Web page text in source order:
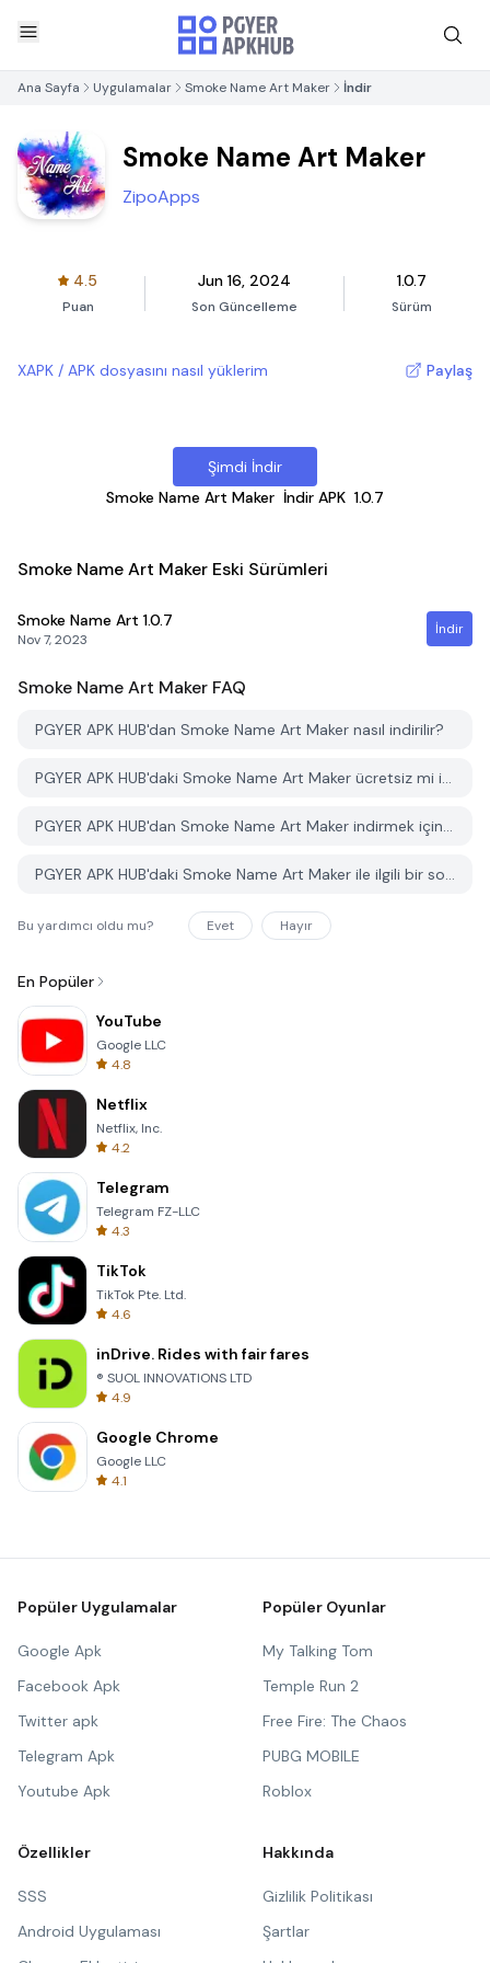
Ana Sayfa Uygulamalar Smoke Name Art Maker İndir
Smoke Name Art Maker
ZipoApps
4.5
Puan
Jun 16, 2024
Son Güncelleme
1.0.7
Sürüm
XAPK / APK dosyasını nasıl yüklerim Paylaş
Şimdi İndir
Smoke Name Art Maker İndir APK 1.0.7
Smoke Name Art Maker Eski Sürümleri
Smoke Name Art 1.0.7
Nov 7, 2023
İndir
Smoke Name Art Maker FAQ
PGYER APK HUB'dan Smoke Name Art Maker nasıl indirilir?
PGYER APK HUB'daki Smoke Name Art Maker ücretsiz mi indirilebilir?
PGYER APK HUB'dan Smoke Name Art Maker indirmek için bir hesaba ihtiyacım var mı?
PGYER APK HUB'daki Smoke Name Art Maker ile ilgili bir sorunu nasıl bildirebilirim?
Bu yardımcı oldu mu? Evet Hayır
En Popüler
YouTube
Google LLC
4.8
Netflix
Netflix, Inc.
4.2
Telegram
Telegram FZ-LLC
4.3
TikTok
TikTok Pte. Ltd.
4.6
inDrive. Rides with fair fares
® SUOL INNOVATIONS LTD
4.9
Google Chrome
Google LLC
4.1
Popüler Uygulamalar
Google Apk
Facebook Apk
Twitter apk
Telegram Apk
Youtube Apk
Popüler Oyunlar
My Talking Tom
Temple Run 2
Free Fire: The Chaos
PUBG MOBILE
Roblox
Özellikler
SSS
Android Uygulaması
Hakkında
Gizlilik Politikası
Şartlar